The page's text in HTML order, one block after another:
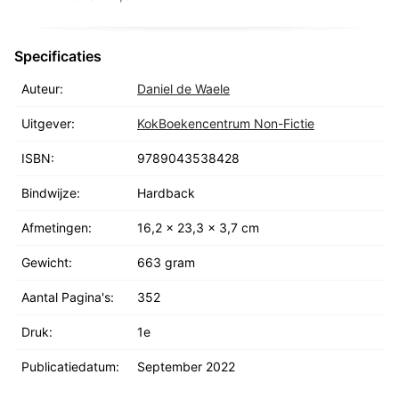
Specificaties
Auteur: Daniel de Waele
Uitgever: KokBoekencentrum Non-Fictie
ISBN: 9789043538428
Bindwijze: Hardback
Afmetingen: 16,2 x 23,3 x 3,7 cm
Gewicht: 663 gram
Aantal Pagina's: 352
Druk: 1e
Publicatiedatum: September 2022